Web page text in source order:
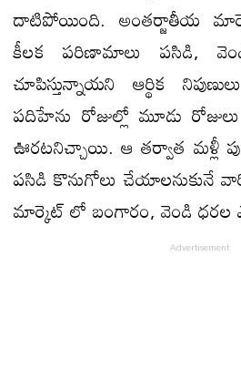
దాటిపోయింది. అంతర్జాతీయ
కీలక పరిణామాలు పసిడి,
చూపిస్తున్నాయని ఆర్థిక
పదిహేను రోజుల్లో మూడు
ఊరటనిచ్చాయి. ఆ తర్వాత మళ్లీ
పసిడి కొనుగోలు చేయాలనుకునే
మార్కెట్ లో బంగారం, వెండి